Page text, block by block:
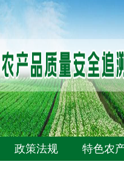
政策法规 特色农